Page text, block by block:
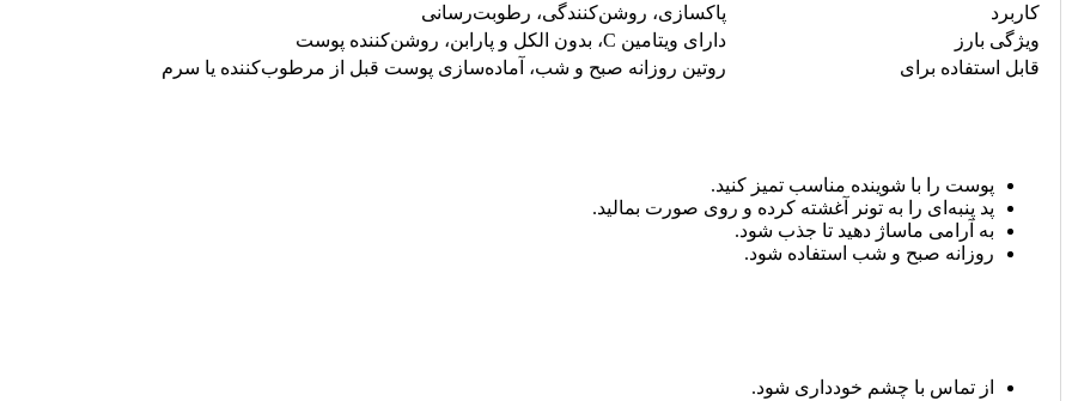
کاربرد
پاکسازی، روشن‌کنندگی، رطوبت‌رسانی
ویژگی بارز
دارای ویتامین C، بدون الکل و پارابن، روشن‌کننده پوست
قابل استفاده برای
روتین روزانه صبح و شب، آماده‌سازی پوست قبل از مرطوب‌کننده یا سرم
پوست را با شوینده مناسب تمیز کنید.
پد پنبه‌ای را به تونر آغشته کرده و روی صورت بمالید.
به آرامی ماساژ دهید تا جذب شود.
روزانه صبح و شب استفاده شود.
از تماس با چشم خودداری شود.